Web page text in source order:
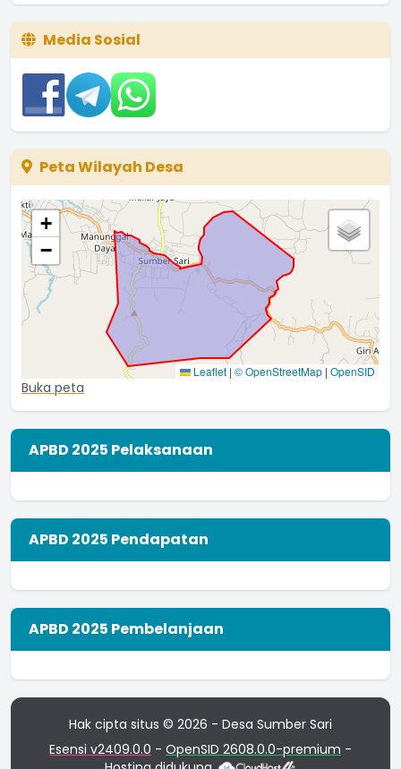
Media Sosial
Peta Wilayah Desa
+
−
Leaflet | © OpenStreetMap | OpenSID
Buka peta
APBD 2025 Pelaksanaan
APBD 2025 Pendapatan
APBD 2025 Pembelanjaan
Hak cipta situs © 2026 - Desa Sumber Sari
Esensi v2409.0.0 - OpenSID 2608.0.0-premium -